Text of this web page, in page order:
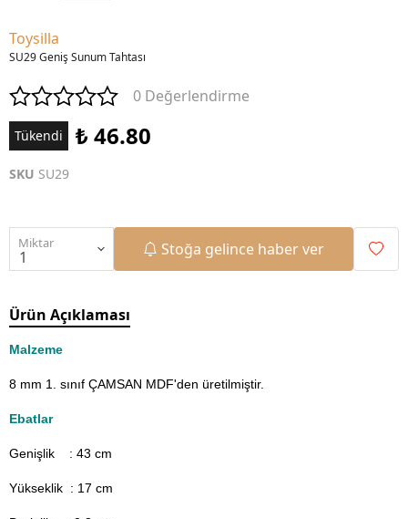
Toysilla
SU29 Geniş Sunum Tahtası
0 Değerlendirme
Tükendi ₺ 46.80
SKU SU29
Miktar Stoğa gelince haber ver
Ürün Açıklaması
Malzeme
8 mm 1. sınıf ÇAMSAN MDF'den üretilmiştir.
Ebatlar
Genişlik : 43 cm
Yükseklik : 17 cm